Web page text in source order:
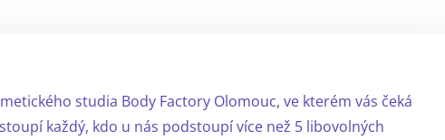
studia Body Factory Olomouc, ve kterém vás čeká
každý, kdo u nás podstoupí více než 5 libovolných